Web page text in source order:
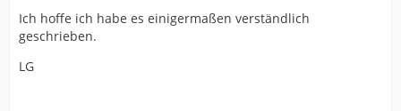
Ich hoffe ich habe es einigermaßen verständlich
geschrieben.
LG